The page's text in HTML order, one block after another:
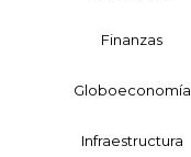
Finanzas
Globoeconomía
Infraestructura